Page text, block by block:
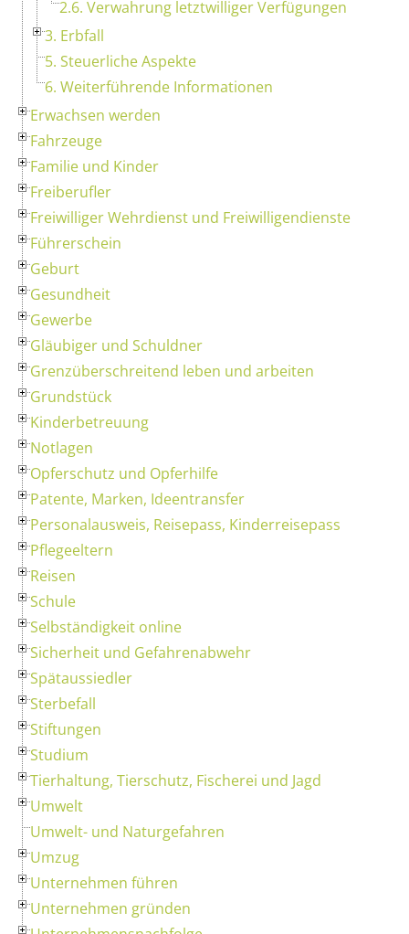
2.6. Verwahrung letztwilliger Verfügungen
3. Erbfall
5. Steuerliche Aspekte
6. Weiterführende Informationen
Erwachsen werden
Fahrzeuge
Familie und Kinder
Freiberufler
Freiwilliger Wehrdienst und Freiwilligendienste
Führerschein
Geburt
Gesundheit
Gewerbe
Gläubiger und Schuldner
Grenzüberschreitend leben und arbeiten
Grundstück
Kinderbetreuung
Notlagen
Opferschutz und Opferhilfe
Patente, Marken, Ideentransfer
Personalausweis, Reisepass, Kinderreisepass
Pflegeeltern
Reisen
Schule
Selbständigkeit online
Sicherheit und Gefahrenabwehr
Spätaussiedler
Sterbefall
Stiftungen
Studium
Tierhaltung, Tierschutz, Fischerei und Jagd
Umwelt
Umwelt- und Naturgefahren
Umzug
Unternehmen führen
Unternehmen gründen